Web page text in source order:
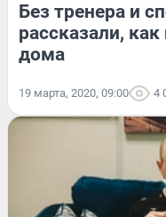
Без тренера и
рассказали,
дома
19 марта, 2020, 09:00 4